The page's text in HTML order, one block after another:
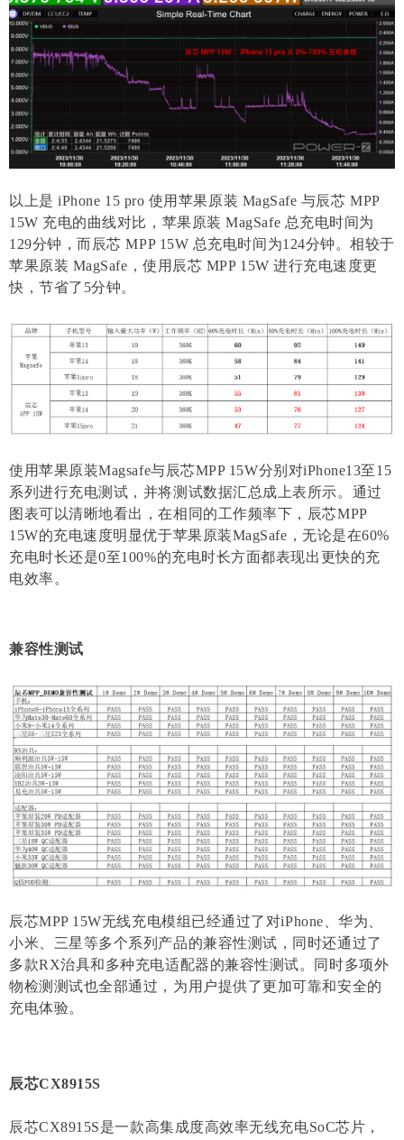
以上是 iPhone 15 pro 使用苹果原装 MagSafe 与辰芯 MPP
15W 充电的曲线对比，苹果原装 MagSafe 总充电时间为
129分钟，而辰芯 MPP 15W 总充电时间为124分钟。相较于
苹果原装 MagSafe，使用辰芯 MPP 15W 进行充电速度更
快，节省了5分钟。
使用苹果原装Magsafe与辰芯MPP 15W分别对iPhone13至15
系列进行充电测试，并将测试数据汇总成上表所示。通过
图表可以清晰地看出，在相同的工作频率下，辰芯MPP
15W的充电速度明显优于苹果原装MagSafe，无论是在60%
充电时长还是0至100%的充电时长方面都表现出更快的充
电效率。
兼容性测试
辰芯MPP 15W无线充电模组已经通过了对iPhone、华为、
小米、三星等多个系列产品的兼容性测试，同时还通过了
多款RX治具和多种充电适配器的兼容性测试。同时多项外
物检测测试也全部通过，为用户提供了更加可靠和安全的
充电体验。
辰芯CX8915S
辰芯CX8915S是一款高集成度高效率无线充电SoC芯片，